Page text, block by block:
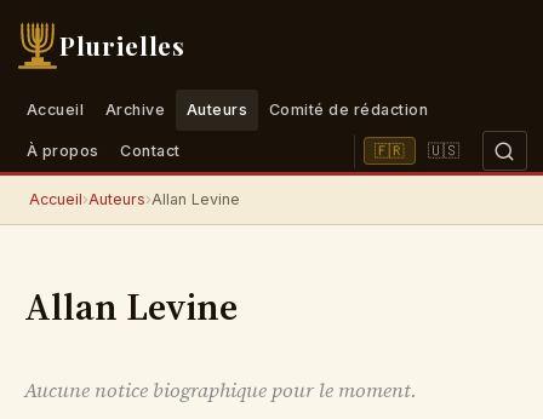
Plurielles
Accueil Archive Auteurs Comité de rédaction
À propos Contact 🇫🇷 🇺🇸
Accueil›Auteurs›Allan Levine
Allan Levine
Aucune notice biographique pour le moment.